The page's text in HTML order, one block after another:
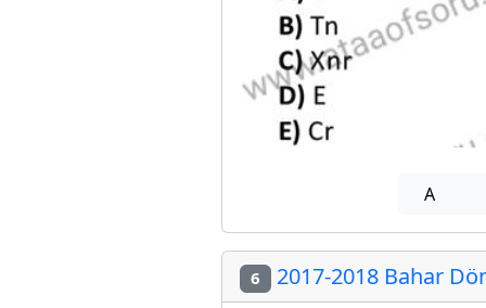
A
6 2017-2018 Bahar